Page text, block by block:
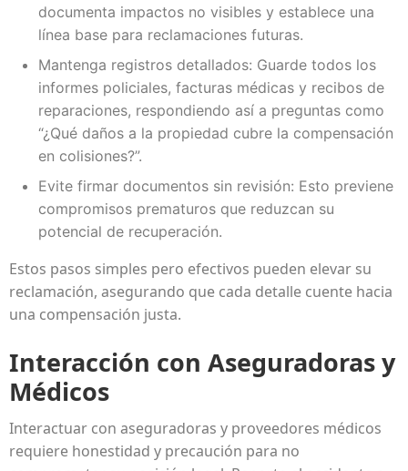
documenta impactos no visibles y establece una
línea base para reclamaciones futuras.
Mantenga registros detallados: Guarde todos los
informes policiales, facturas médicas y recibos de
reparaciones, respondiendo así a preguntas como
“¿Qué daños a la propiedad cubre la compensación
en colisiones?”.
Evite firmar documentos sin revisión: Esto previene
compromisos prematuros que reduzcan su
potencial de recuperación.
Estos pasos simples pero efectivos pueden elevar su
reclamación, asegurando que cada detalle cuente hacia
una compensación justa.
Interacción con Aseguradoras y
Médicos
Interactuar con aseguradoras y proveedores médicos
requiere honestidad y precaución para no